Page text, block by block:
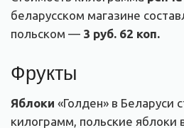
беларусском магазине
польском — 3 руб. 62 коп.
Фрукты
Яблоки «Голден» в Беларуси
килограмм, польские яблоки